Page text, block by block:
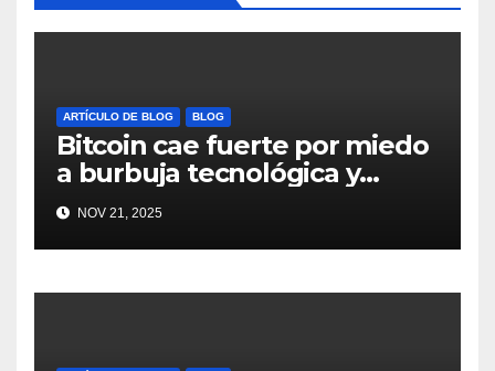
ARTÍCULO DE BLOG BLOG
Bitcoin cae fuerte por miedo
a burbuja tecnológica y
nervios en AI #crypto
#Bitcoin
NOV 21, 2025